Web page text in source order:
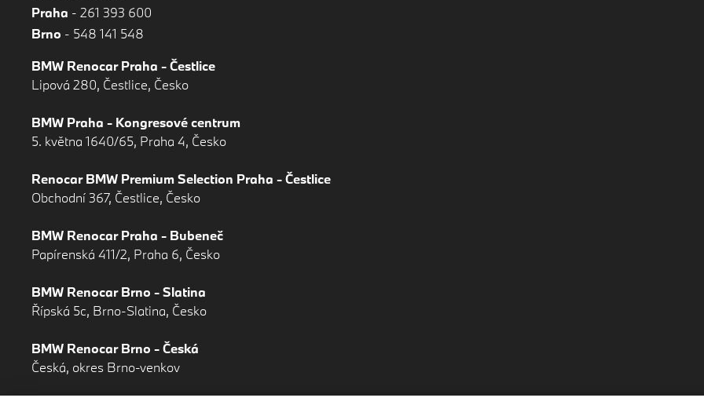
Praha - 261 393 600
Brno - 548 141 548
BMW Renocar Praha - Čestlice
Lipová 280, Čestlice, Česko
BMW Praha - Kongresové centrum
5. května 1640/65, Praha 4, Česko
Renocar BMW Premium Selection Praha - Čestlice
Obchodní 367, Čestlice, Česko
BMW Renocar Praha - Bubeneč
Papírenská 411/2, Praha 6, Česko
BMW Renocar Brno - Slatina
Řípská 5c, Brno-Slatina, Česko
BMW Renocar Brno - Česká
Česká, okres Brno-venkov